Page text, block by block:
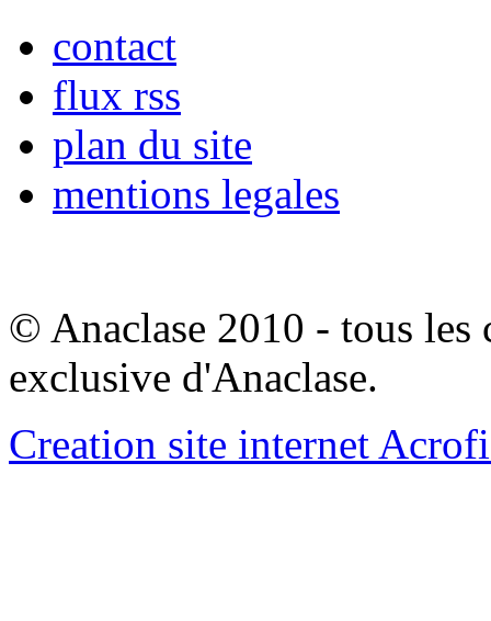
contact
flux rss
plan du site
mentions legales
© Anaclase 2010 - tous les
exclusive d'Anaclase.
Creation site internet